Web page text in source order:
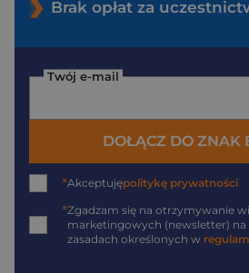
Brak opłat za
Twój e-mail
DOŁĄCZ DO ZNAK
*Akceptujępolitykę prywatności
*Zgadzam się na otrzymywanie
marketingowych (newsletter) na
zasadach określonych w